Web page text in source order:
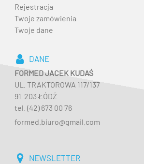
Rejestracja
Twoje zamówienia
Twoje dane
DANE
FORMED JACEK KUDAŚ
UL. TRAKTOROWA 117/137
91-203 ŁÓDŹ
tel. (42) 673 00 76
formed.biuro@gmail.com
NEWSLETTER